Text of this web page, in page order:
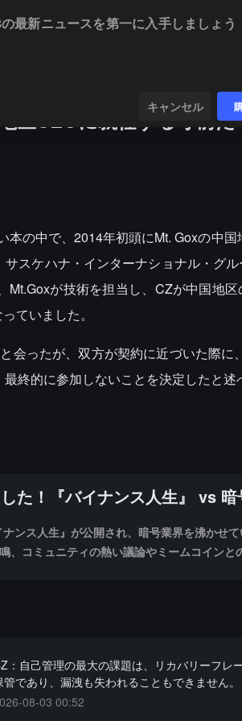
区CEOに就任する寸前だ
の中で、2014年初頭にMt. Goxの中
スケハナ・インターナショナル・グ
が技術を担当し、CZが中国地
ていました。
会ったが、双方が契約に近づいた際に
終的に参加しないことを決定したと述
た！『バイナンス人生』 vs 暗
ンス人生』が公開され、暗号業界を沸かせ
、コミュニティの熱い議論やミームコインと
：自己管理の最大の課題は、リカバリーフレ
管であり、漏洩も失われることもできません。
08-03 00:52
最新ニュースを第一に入手しましょう
キャンセル